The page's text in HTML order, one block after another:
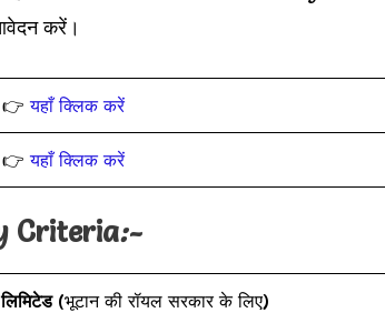
करें।
👉यहाँ क्लिक करें
👉यहाँ क्लिक करें
Criteria:-
(भूटान की रॉयल सरकार के लिए)